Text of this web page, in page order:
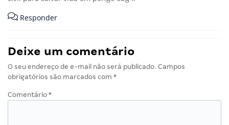
Responder
Deixe um comentário
O seu endereço de e-mail não será publicado. Campos
obrigatórios são marcados com *
Comentário *